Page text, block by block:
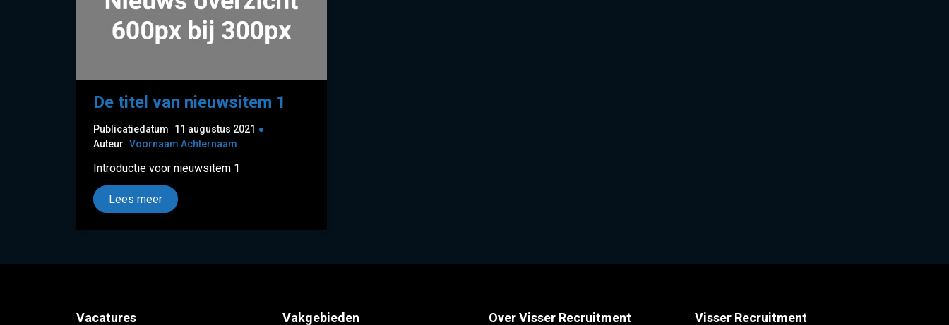
De titel van nieuwsitem 1
Publicatiedatum
11 augustus 2021
Auteur Voornaam Achternaam
Introductie voor nieuwsitem 1
Lees meer
Vacatures Vakgebieden Over Visser Recruitment Visser Recruitment